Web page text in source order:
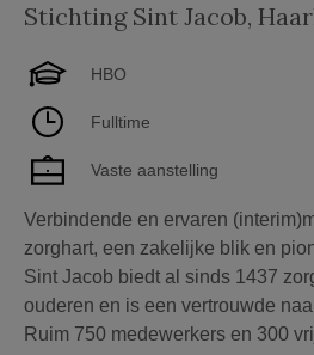
Stichting Sint Jacob,
HBO
Fulltime
Vaste aanstelling
Verbindende en ervaren
zorghart, een zakelijke blik en
Sint Jacob biedt al sinds 1437
ouderen en is een vertrouwde
Ruim 750 medewerkers en 300